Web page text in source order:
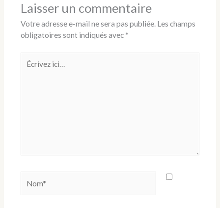
Laisser un commentaire
Votre adresse e-mail ne sera pas publiée. Les champs
obligatoires sont indiqués avec *
ici…